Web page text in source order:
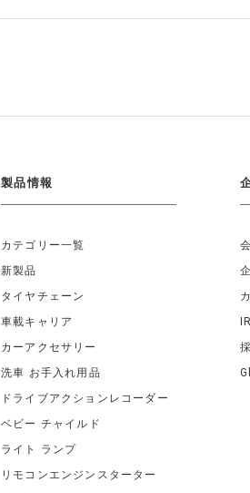
製品情報
カテゴリー一覧
新製品
タイヤチェーン
車載キャリア
カーアクセサリー
洗車 お手入れ用品
ドライブアクションレコーダー
ベビー チャイルド
ライト ランプ
リモコンエンジンスターター